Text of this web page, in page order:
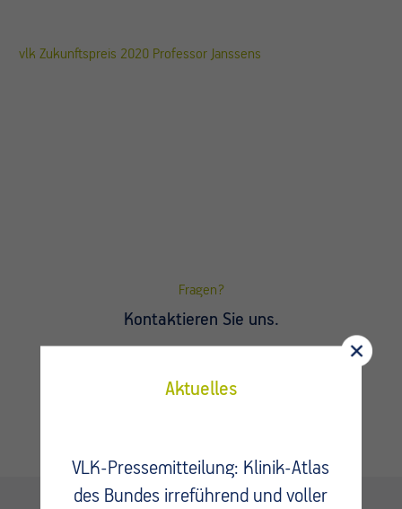
vlk Zukunftspreis 2020 Professor Janssens
Fragen?
Kontaktieren Sie uns.
Aktuelles
VLK-Pressemitteilung: Klinik-Atlas
des Bundes irreführend und voller